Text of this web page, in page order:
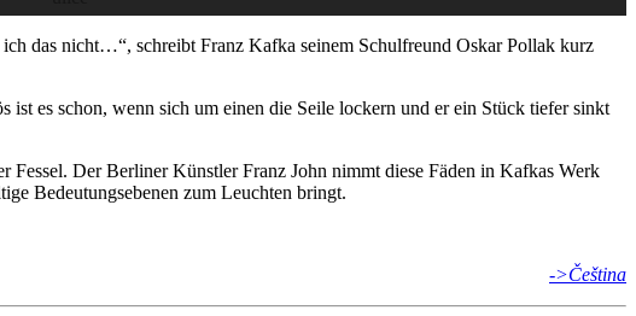
das nicht…“, schreibt Franz Kafka seinem Schul­freund Oskar Pollak kurz
ist es schon, wenn sich um einen die Seile lockern und er ein Stück tiefer sinkt
Der Berli­ner Künstler Franz John nimmt diese Fäden in Kafkas Werk
Bedeu­tungs­ebenen zum Leuchten bringt.
->Čeština